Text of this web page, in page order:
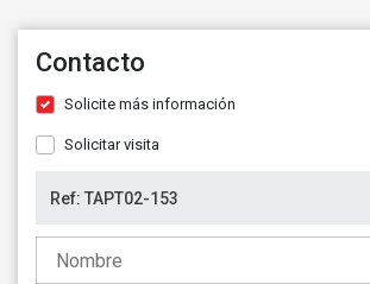
Contacto
Solicite más información
Solicitar visita